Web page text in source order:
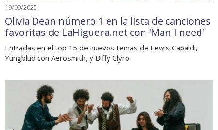
19/09/2025
Olivia Dean número 1 en la lista de canciones
favoritas de LaHiguera.net con 'Man I need'
Entradas en el top 15 de nuevos temas de Lewis Capaldi,
Yungblud con Aerosmith, y Biffy Clyro